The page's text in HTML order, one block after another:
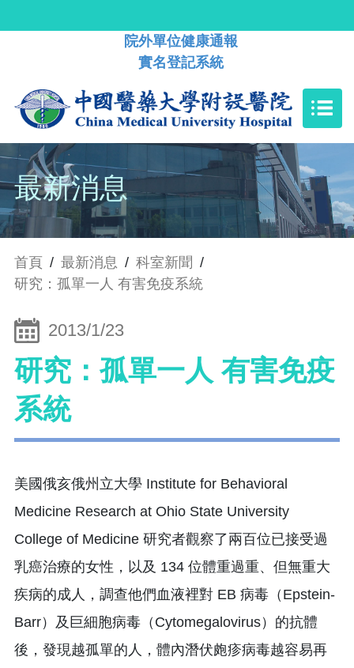
院外單位健康通報
實名登記系統
最新消息
首頁 / 最新消息 / 科室新聞 /
研究：孤單一人 有害免疫系統
2013/1/23
研究：孤單一人 有害免疫
系統
美國俄亥俄州立大學 Institute for Behavioral
Medicine Research at Ohio State University
College of Medicine 研究者觀察了兩百位已接受過
乳癌治療的女性，以及 134 位體重過重、但無重大
疾病的成人，調查他們血液裡對 EB 病毒（Epstein-
Barr）及巨細胞病毒（Cytomegalovirus）的抗體
後，發現越孤單的人，體內潛伏皰疹病毒越容易再